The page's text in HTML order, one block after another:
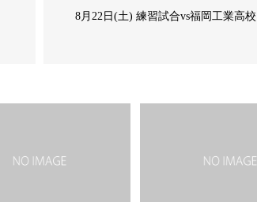
8月22日(土) 練習試合vs福岡工業高校